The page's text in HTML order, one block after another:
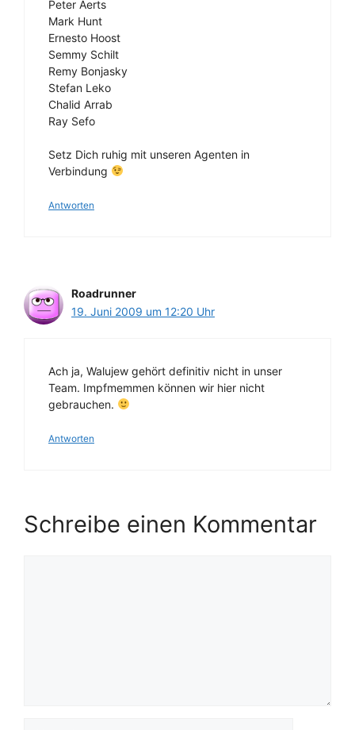
Peter Aerts
Mark Hunt
Ernesto Hoost
Semmy Schilt
Remy Bonjasky
Stefan Leko
Chalid Arrab
Ray Sefo
Setz Dich ruhig mit unseren Agenten in
Verbindung
Antworten
Roadrunner
19. Juni 2009 um 12:20 Uhr
Ach ja, Walujew gehört definitiv nicht in unser
Team. Impfmemmen können wir hier nicht
gebrauchen.
Antworten
Schreibe einen Kommentar